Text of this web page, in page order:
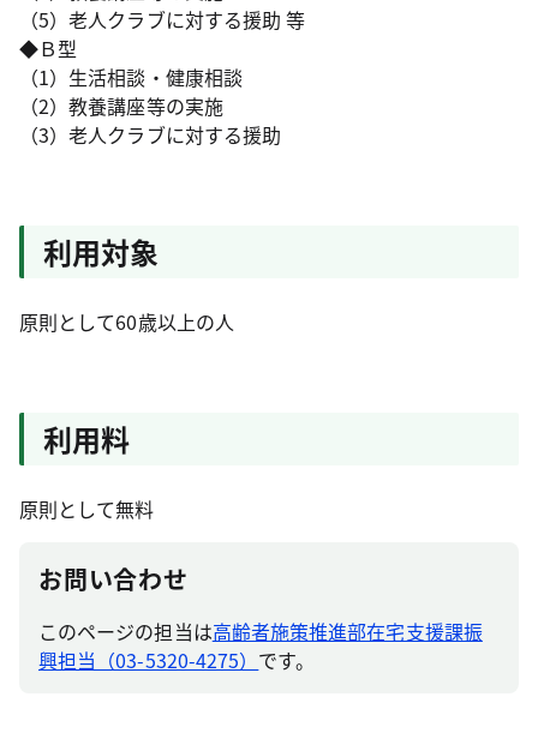
（5）老人クラブに対する援助 等
◆Ｂ型
（1）生活相談・健康相談
（2）教養講座等の実施
（3）老人クラブに対する援助
利用対象
原則として60歳以上の人
利用料
原則として無料
お問い合わせ
このページの担当は高齢者施策推進部在宅支援課振
興担当（03-5320-4275） です。